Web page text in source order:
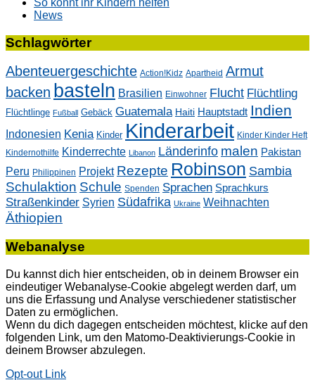
So könnt ihr Kindern helfen
News
Schlagwörter
Abenteuergeschichte Action!Kidz Apartheid Armut
backen basteln Brasilien Einwohner Flucht Flüchtling
Flüchtlinge Fußball Gebäck Guatemala Haiti Hauptstadt Indien
Indonesien Kenia Kinder Kinderarbeit Kinder Kinder Heft
Kindernothilfe Kinderrechte Libanon Länderinfo malen Pakistan
Peru Philippinen Projekt Rezepte Robinson Sambia
Schulaktion Schule Spenden Sprachen Sprachkurs
Straßenkinder Syrien Südafrika Ukraine Weihnachten
Äthiopien
Webanalyse
Du kannst dich hier entscheiden, ob in deinem Browser ein
eindeutiger Webanalyse-Cookie abgelegt werden darf, um
uns die Erfassung und Analyse verschiedener statistischer
Daten zu ermöglichen.
Wenn du dich dagegen entscheiden möchtest, klicke auf den
folgenden Link, um den Matomo-Deaktivierungs-Cookie in
deinem Browser abzulegen.
Opt-out Link